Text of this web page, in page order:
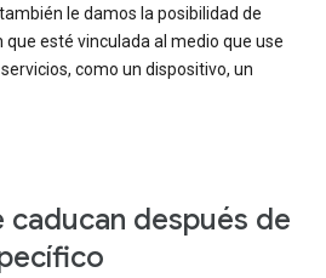
le damos la posibilidad de
esté vinculada al medio que use
como un dispositivo, un
caducan después de